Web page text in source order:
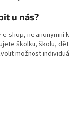
u nás?
e-shop, ne
školku, školu,
možnost